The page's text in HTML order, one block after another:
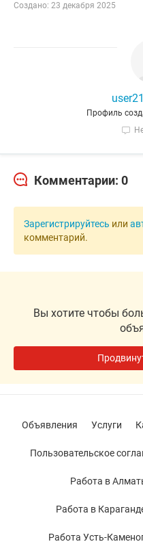
Создано: 23 декабря 2025
Профиль
Комментарии: 0
Зарегистрируйтесь или
комментарий.
Вы хотите чтобы
Объявления Услуги
Пользовательское
Работа в
Работа в
Работа Усть-